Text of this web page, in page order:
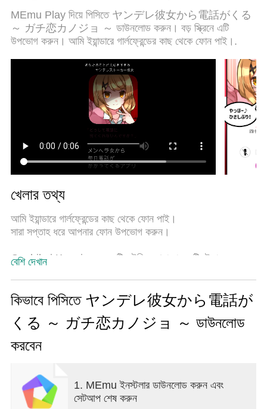
レ彼女から電話がくる ～ ガチ恋カノジョ ～ খেলার
সেরা পছন্দ। আমাদের দক্ষতার সাথে প্রস্তুত, সূক্ষ্ম প্রিসেট কীম্যাপিং
সিস্টেম ヤンデレ彼女から電話がくる ～ ガチ恋カノ
ইনস্ট্যান্স ম্যানেজার একই ডিভাইসে 2 বা তার বেশি অ্যাকাউন্ট চালানো
সম্ভব করে তোলে। এবং সবচেয়ে গুরুত্বপূর্ণ, আমাদের একচেটিয়া ইমুলেশন
ইঞ্জিন আপনার পিসির সম্পূর্ণ সম্ভাবনা প্রকাশ করতে পারে, সবকিছুকে মসৃণ
MEmu Play দিয়ে পিসিতে ヤンデレ彼女から電話がくる
～ ガチ恋カノジョ ～ ডাউনলোড করুন। বড় স্ক্রিনে এটি
উপভোগ করুন। আমি ইয়ান্ডারে গার্লফ্রেন্ডের কাছ থেকে ফোন পাই।.
খেলার তথ্য
আমি ইয়ান্ডারে গার্লফ্রেন্ডের কাছ থেকে ফোন পাই।
সারা সপ্তাহ ধরে আপনার ফোন উপভোগ করুন।
Gachikoi Kanojo হল একটি ভৌতিক খেলা যা একটি স্টকার মেয়ে
প্রধান চরিত্রটি ভেবেছিল এটি কেবল একটি বিরক্তিকর কল, কিন্তু ধীরে
ধীরে তিনি লক্ষ্য করলেন যে ফোন কলটি একটি মৌলবাদী এবং হুমকিতে
পরিণত হয়েছে।
খেলোয়াড় নায়কের ভূমিকায় অবতীর্ণ হয়, স্টকারের ভয়ের মুখোমুখি হওয়ার
অগ্রসর হয় এবং স্টকার আপনাকে প্রতিদিন একই সময়ে কল করে।
প্লেয়ার ফোনের উত্তর দেবে কি না তা বেছে নেয়, তার সাথে যোগাযোগ করে
এবং তথ্য সংগ্রহ করে।
বেশি দেখান
কিভাবে পিসিতে ヤンデレ彼女から電話が
くる ～ ガチ恋カノジョ ～ ডাউনলোড
করবেন
1. MEmu ইনস্টলার ডাউনলোড করুন এবং
সেটআপ শেষ করুন